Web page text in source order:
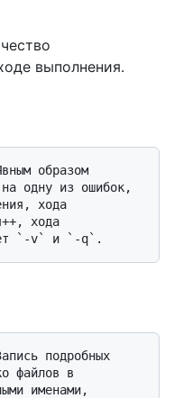
выполнения.
на одну из ошибок,
хода
хода
файлов в
именами,